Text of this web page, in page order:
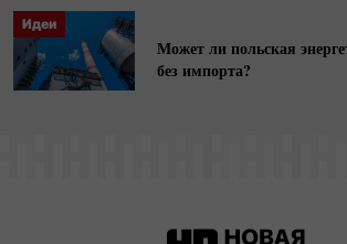
Идеи
Может ли польская
без импорта?